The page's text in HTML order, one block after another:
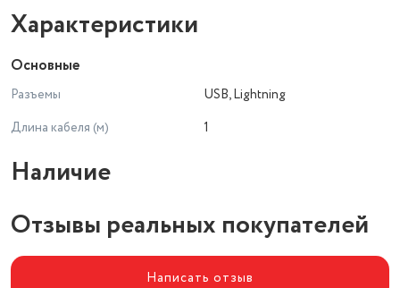
Конструкция
Цвет кабеля
белый
TPE
Характеристики
Основные
Разъемы
USB, Lightning
Длина кабеля (м)
1
Наличие
Отзывы реальных покупателей
Написать отзыв